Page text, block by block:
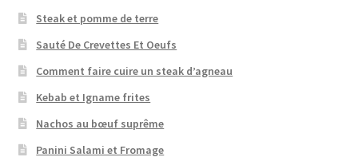
Steak et pomme de terre
Sauté De Crevettes Et Oeufs
Comment faire cuire un steak d’agneau
Kebab et Igname frites
Nachos au bœuf suprême
Panini Salami et Fromage